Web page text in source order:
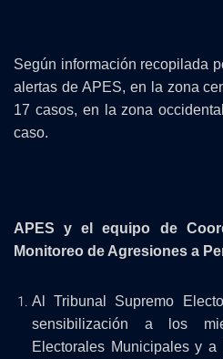
Según información recopilada
alertas de APES, en la zona
17 casos, en la zona
caso.
APES y el equipo de
Monitoreo de Agresiones a
Al Tribunal Supremo
sensibilización a los
Electorales Municipales y